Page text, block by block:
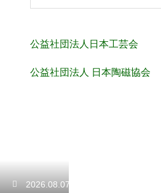
公益社団法人日本工芸会
公益社団法人 日本陶磁協会
2026.08.07